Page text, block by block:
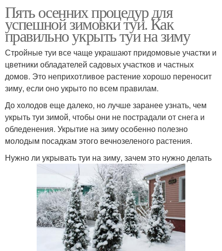
Пять осенних процедур для
успешной зимовки туи. Как
правильно укрыть туи на зиму
Стройные туи все чаще украшают придомовые участки и
цветники обладателей садовых участков и частных
домов. Это неприхотливое растение хорошо переносит
зиму, если оно укрыто по всем правилам.
До холодов еще далеко, но лучше заранее узнать, чем
укрыть туи зимой, чтобы они не пострадали от снега и
обледенения. Укрытие на зиму особенно полезно
молодым посадкам этого вечнозеленого растения.
Нужно ли укрывать туи на зиму, зачем это нужно делать